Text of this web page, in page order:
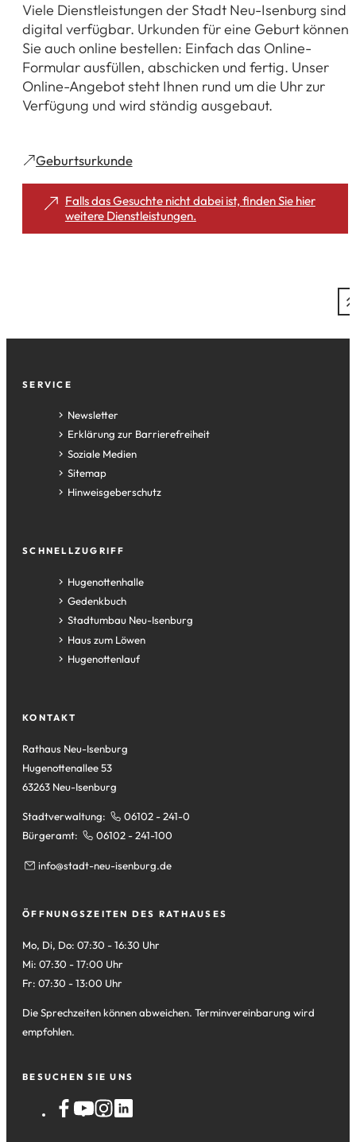
Viele Dienstleistungen der Stadt Neu-Isenburg sind
digital verfügbar. Urkunden für eine Geburt können
Sie auch online bestellen: Einfach das Online-
Formular ausfüllen, abschicken und fertig. Unser
Online-Angebot steht Ihnen rund um die Uhr zur
Verfügung und wird ständig ausgebaut.
Geburtsurkunde
(Öffnet
in
einem
Tab)
Falls das Gesuchte nicht dabei ist, finden Sie hier
weitere Dienstleistungen.
in
Fußzeile
SERVICE
Newsletter
Erklärung zur Barrierefreiheit
Soziale Medien
Sitemap
Hinweisgeberschutz
SCHNELLZUGRIFF
Hugenottenhalle
(Öffnet
in
einem
neuen
Tab)
Gedenkbuch
(Öffnet
in
einem
neuen
Stadtumbau Neu-Isenburg
(Öffnet
in
einem
Haus zum Löwen
(Öffnet
in
Tab)
Hugenottenlauf
(Öffnet
neuen
KONTAKT
Rathaus Neu-Isenburg
Hugenottenallee 53
63263 Neu-Isenburg
Stadtverwaltung:
06102 - 241-0
Bürgeramt:
06102 - 241-100
info stadt-neu-isenburg de
ÖFFNUNGSZEITEN DES RATHAUSES
Mo, Di, Do: 07:30 - 16:30 Uhr
Mi: 07:30 - 17:00 Uhr
Fr: 07:30 - 13:00 Uhr
Die Sprechzeiten können abweichen. Terminvereinbarung wird
empfohlen.
BESUCHEN SIE UNS